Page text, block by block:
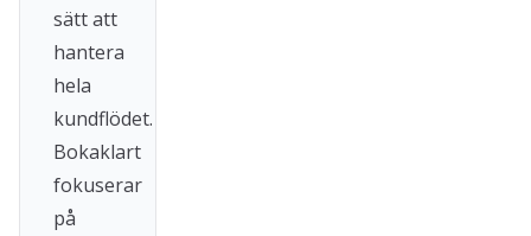
sätt att
hantera
hela
kundflödet.
Bokaklart
fokuserar
på